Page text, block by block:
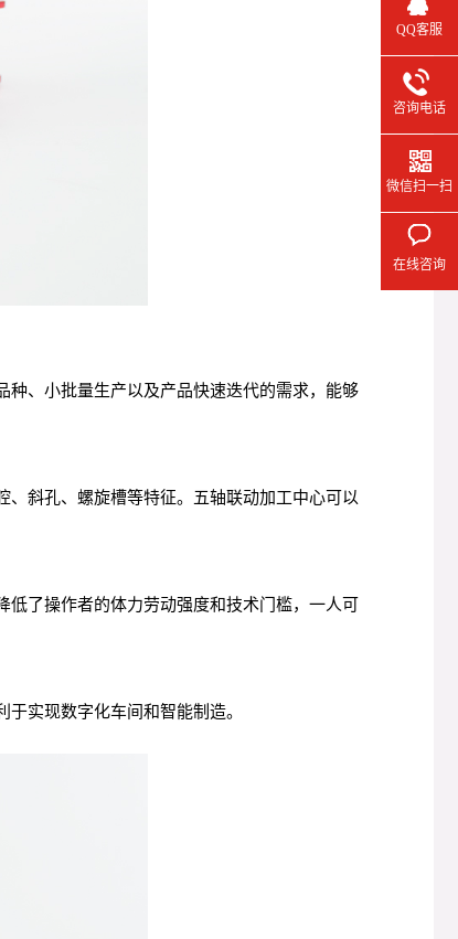
种、小批量生产以及产品快速迭代的需求，能够
斜孔、螺旋槽等特征。五轴联动加工中心可以
了操作者的体力劳动强度和技术门槛，一人可
实现数字化车间和智能制造。
QQ客服
咨询电话
微信扫一扫
在线咨询